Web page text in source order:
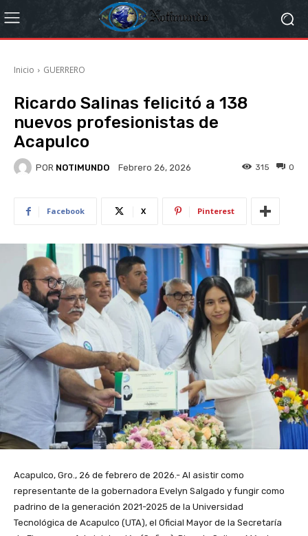
Inicio GUERRERO
Ricardo Salinas felicitó a 138
nuevos profesionistas de
Acapulco
POR NOTIMUNDO Febrero 26, 2026 0
315
Facebook X Pinterest
Acapulco, Gro., 26 de febrero de 2026.- Al asistir como
representante de la gobernadora Evelyn Salgado y fungir como
padrino de la generación 2021-2025 de la Universidad
Tecnológica de Acapulco (UTA), el Oficial Mayor de la Secretaría